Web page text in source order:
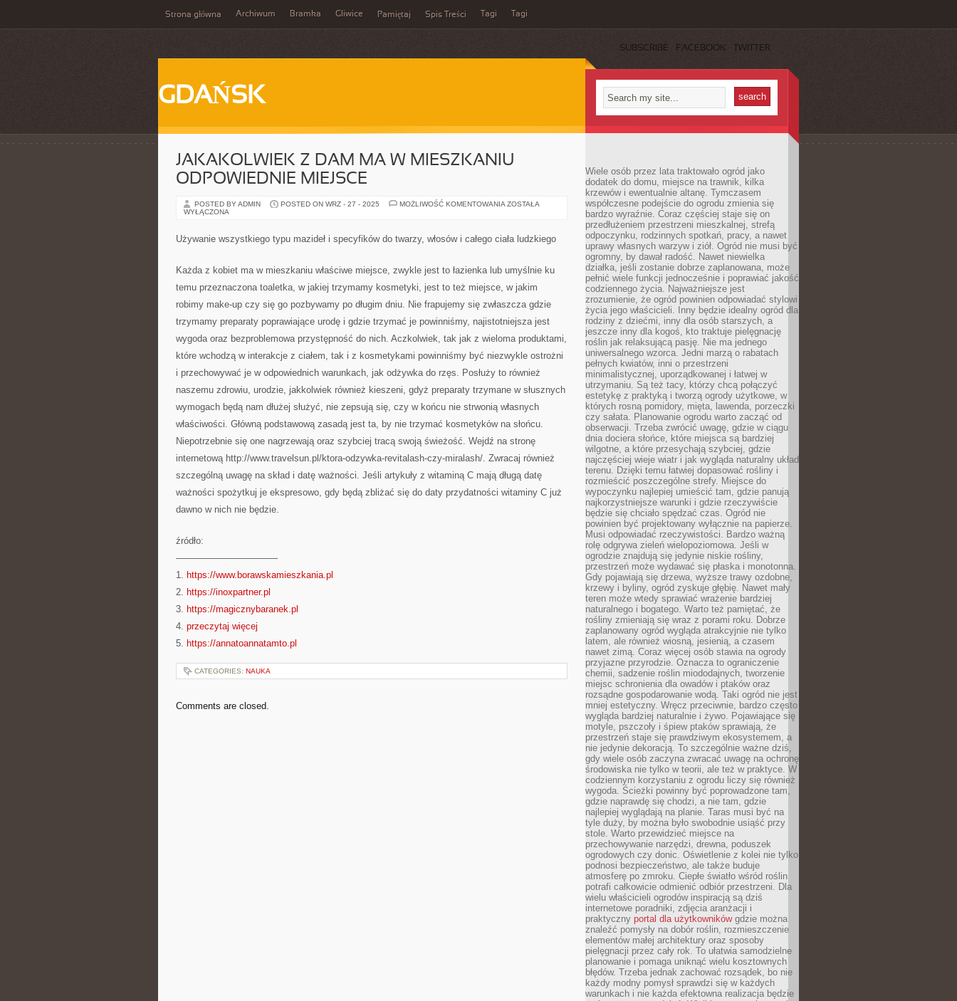
Strona główna Archiwum Bramka Gliwice Pamiętaj Spis Treści Tagi Tagi
SUBSCRIBE FACEBOOK TWITTER
GDAŃSK
JAKAKOLWIEK Z DAM MA W MIESZKANIU
ODPOWIEDNIE MIEJSCE
POSTED BY ADMIN POSTED ON WRZ - 27 - 2025 MOŻLIWOŚĆ KOMENTOWANIA JAKAKOLWIEK
W
MIESZKANIU
ZOSTAŁA
WYŁĄCZONA
Używanie wszystkiego typu mazideł i specyfików do twarzy, włosów i całego ciała ludzkiego
Każda z kobiet ma w mieszkaniu właściwe miejsce, zwykle jest to łazienka lub umyślnie ku
temu przeznaczona toaletka, w jakiej trzymamy kosmetyki, jest to też miejsce, w jakim
robimy make-up czy się go pozbywamy po długim dniu. Nie frapujemy się zwłaszcza gdzie
trzymamy preparaty poprawiające urodę i gdzie trzymać je powinniśmy, najistotniejsza jest
wygoda oraz bezproblemowa przystępność do nich. Aczkolwiek, tak jak z wieloma produktami,
które wchodzą w interakcje z ciałem, tak i z kosmetykami powinniśmy być niezwykle ostrożni
i przechowywać je w odpowiednich warunkach, jak odżywka do rzęs. Posłuży to również
naszemu zdrowiu, urodzie, jakkolwiek również kieszeni, gdyż preparaty trzymane w słusznych
wymogach będą nam dłużej służyć, nie zepsują się, czy w końcu nie strwonią własnych
właściwości. Główną podstawową zasadą jest ta, by nie trzymać kosmetyków na słońcu.
Niepotrzebnie się one nagrzewają oraz szybciej tracą swoją świeżość. Wejdź na stronę
internetową http://www.travelsun.pl/ktora-odzywka-revitalash-czy-miralash/. Zwracaj również
szczególną uwagę na skład i datę ważności. Jeśli artykuły z witaminą C mają długą datę
ważności spożytkuj je ekspresowo, gdy będą zbliżać się do daty przydatności witaminy C już
dawno w nich nie będzie.
źródło:
———————————
1. https://www.borawskamieszkania.pl
2. https://inoxpartner.pl
3. https://magicznybaranek.pl
4. przeczytaj więcej
5. https://annatoannatamto.pl
CATEGORIES: NAUKA
Comments are closed.
Wiele osób przez lata traktowało ogród jako
dodatek do domu, miejsce na trawnik, kilka
krzewów i ewentualnie altanę. Tymczasem
współczesne podejście do ogrodu zmienia się
bardzo wyraźnie. Coraz częściej staje się on
przedłużeniem przestrzeni mieszkalnej, strefą
odpoczynku, rodzinnych spotkań, pracy, a nawet
uprawy własnych warzyw i ziół. Ogród nie musi być
ogromny, by dawał radość. Nawet niewielka
działka, jeśli zostanie dobrze zaplanowana, może
pełnić wiele funkcji jednocześnie i poprawiać jakość
codziennego życia. Najważniejsze jest
zrozumienie, że ogród powinien odpowiadać stylowi
życia jego właścicieli. Inny będzie idealny ogród dla
rodziny z dziećmi, inny dla osób starszych, a
jeszcze inny dla kogoś, kto traktuje pielęgnację
roślin jak relaksującą pasję. Nie ma jednego
uniwersalnego wzorca. Jedni marzą o rabatach
pełnych kwiatów, inni o przestrzeni
minimalistycznej, uporządkowanej i łatwej w
utrzymaniu. Są też tacy, którzy chcą połączyć
estetykę z praktyką i tworzą ogrody użytkowe, w
których rosną pomidory, mięta, lawenda, porzeczki
czy sałata. Planowanie ogrodu warto zacząć od
obserwacji. Trzeba zwrócić uwagę, gdzie w ciągu
dnia dociera słońce, które miejsca są bardziej
wilgotne, a które przesychają szybciej, gdzie
najczęściej wieje wiatr i jak wygląda naturalny układ
terenu. Dzięki temu łatwiej dopasować rośliny i
rozmieścić poszczególne strefy. Miejsce do
wypoczynku najlepiej umieścić tam, gdzie panują
najkorzystniejsze warunki i gdzie rzeczywiście
będzie się chciało spędzać czas. Ogród nie
powinien być projektowany wyłącznie na papierze.
Musi odpowiadać rzeczywistości. Bardzo ważną
rolę odgrywa zieleń wielopoziomowa. Jeśli w
ogrodzie znajdują się jedynie niskie rośliny,
przestrzeń może wydawać się płaska i monotonna.
Gdy pojawiają się drzewa, wyższe trawy ozdobne,
krzewy i byliny, ogród zyskuje głębię. Nawet mały
teren może wtedy sprawiać wrażenie bardziej
naturalnego i bogatego. Warto też pamiętać, że
rośliny zmieniają się wraz z porami roku. Dobrze
zaplanowany ogród wygląda atrakcyjnie nie tylko
latem, ale również wiosną, jesienią, a czasem
nawet zimą. Coraz więcej osób stawia na ogrody
przyjazne przyrodzie. Oznacza to ograniczenie
chemii, sadzenie roślin miododajnych, tworzenie
miejsc schronienia dla owadów i ptaków oraz
rozsądne gospodarowanie wodą. Taki ogród nie jest
mniej estetyczny. Wręcz przeciwnie, bardzo często
wygląda bardziej naturalnie i żywo. Pojawiające się
motyle, pszczoły i śpiew ptaków sprawiają, że
przestrzeń staje się prawdziwym ekosystemem, a
nie jedynie dekoracją. To szczególnie ważne dziś,
gdy wiele osób zaczyna zwracać uwagę na ochronę
środowiska nie tylko w teorii, ale też w praktyce. W
codziennym korzystaniu z ogrodu liczy się również
wygoda. Ścieżki powinny być poprowadzone tam,
gdzie naprawdę się chodzi, a nie tam, gdzie
najlepiej wyglądają na planie. Taras musi być na
tyle duży, by można było swobodnie usiąść przy
stole. Warto przewidzieć miejsce na
przechowywanie narzędzi, drewna, poduszek
ogrodowych czy donic. Oświetlenie z kolei nie tylko
podnosi bezpieczeństwo, ale także buduje
atmosferę po zmroku. Ciepłe światło wśród roślin
potrafi całkowicie odmienić odbiór przestrzeni. Dla
wielu właścicieli ogrodów inspiracją są dziś
internetowe poradniki, zdjęcia aranżacji i
praktyczny portal dla użytkownikówgdzie można
znaleźć pomysły na dobór roślin, rozmieszczenie
elementów małej architektury oraz sposoby
pielęgnacji przez cały rok. To ułatwia samodzielne
planowanie i pomaga uniknąć wielu kosztownych
błędów. Trzeba jednak zachować rozsądek, bo nie
każdy modny pomysł sprawdzi się w każdych
warunkach i nie każda efektowna realizacja będzie